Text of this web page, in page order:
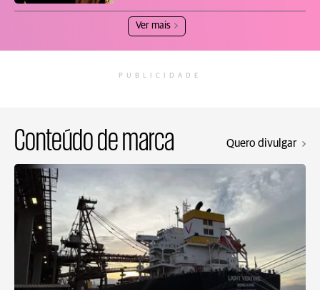
Ver mais
PUBLICIDADE
Conteúdo de marca Quero divulgar